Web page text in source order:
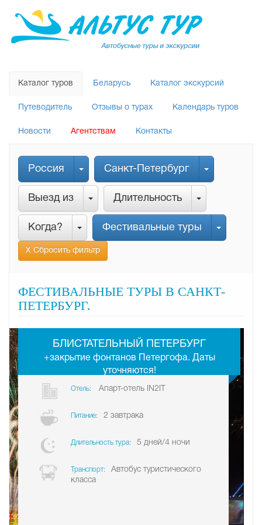
Каталог туров Беларусь Каталог экскурсий
Путеводитель Отзывы о турах Календарь туров
Новости Агентствам Контакты
Россия Санкт-Петербург
Выезд из Длительность
Когда? Фестивальные туры
Х Сбросить фильтр
ФЕСТИВАЛЬНЫЕ ТУРЫ В САНКТ-
ПЕТЕРБУРГ.
БЛИСТАТЕЛЬНЫЙ ПЕТЕРБУРГ
+закрытие фонтанов Петергофа. Даты
уточняются!
Отель: Апарт-отель IN2IT
Питание: 2 завтрака
Длительность тура: 5 дней/4 ночи
Транспорт:
Автобус туристического
класса
-